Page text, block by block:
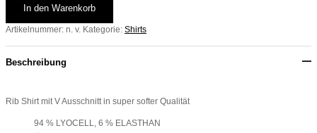
In den Warenkorb
Artikelnummer: n. v. Kategorie: Shirts
Beschreibung
Rib Shirt mit V Ausschnitt in super softer Qualität
94 % LYOCELL, 6 % ELASTHAN